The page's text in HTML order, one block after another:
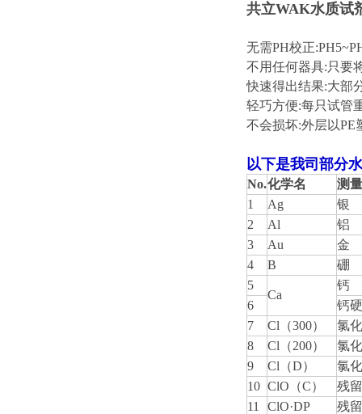
共立WAK水质试
无需PH校正
不用任何器具:只要
快速得出结果:大部
轻巧方便:每只试管
不会损坏:外层以PE
以下是我司部分
No.化学名
测
1
Ag
银
2
Al
铝
3
Au
金
4
B
硼
5
Ca
钙
6
钙
7
Cl（300）
氯
8
Cl（200）
氯
9
Cl（D）
氯
10 ClO（C）
残
11
ClO·DP
残